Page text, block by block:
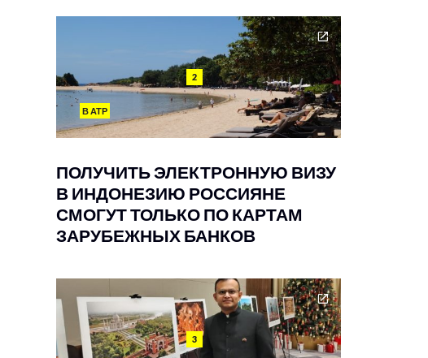
2
В АТР
ПОЛУЧИТЬ ЭЛЕКТРОННУЮ ВИЗУ
В ИНДОНЕЗИЮ РОССИЯНЕ
СМОГУТ ТОЛЬКО ПО КАРТАМ
ЗАРУБЕЖНЫХ БАНКОВ
3